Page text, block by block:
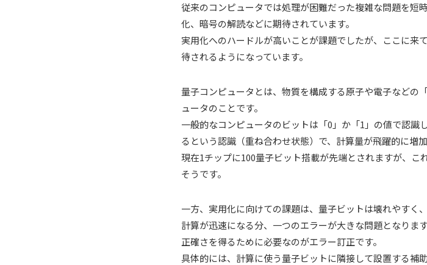
従来のコンピュータでは処理が困難だった複雑な問題を短
化、暗号の解読などに期待されています。
実用化へのハードルが高いことが課題でしたが、ここに来
待されるようになっています。
量子コンピュータとは、物質を構成する原子や電子などの
ュータのことです。
一般的なコンピュータのビットは「0」か「1」の値で認識
るという認識（重ね合わせ状態）で、計算量が飛躍的に増加
現在1チップに100量子ビット搭載が先端とされますが、こ
そうです。
一方、実用化に向けての課題は、量子ビットは壊れやすく
計算が迅速になる分、一つのエラーが大きな問題となります
正確さを得るために必要なのがエラー訂正です。
具体的には、計算に使う量子ビットに隣接して設置する補